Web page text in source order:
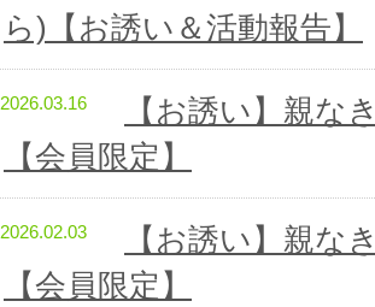
ら)【お誘い＆活動報告】
2026.03.16
【お誘い】親な
【会員限定】
2026.02.03
【お誘い】親な
【会員限定】